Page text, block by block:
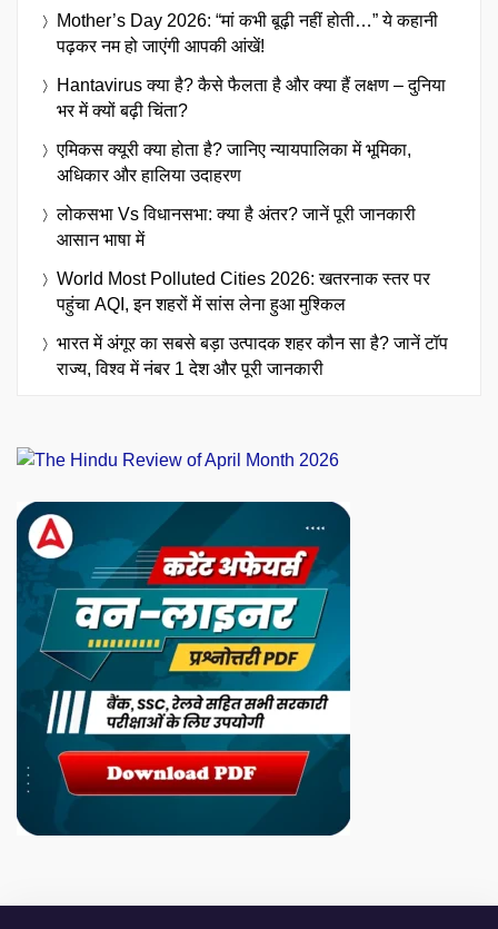
Mother’s Day 2026: “मां कभी बूढ़ी नहीं होती…” ये कहानी
पढ़कर नम हो जाएंगी आपकी आंखें!
Hantavirus क्या है? कैसे फैलता है और क्या हैं लक्षण – दुनिया
भर में क्यों बढ़ी चिंता?
एमिकस क्यूरी क्या होता है? जानिए न्यायपालिका में भूमिका,
अधिकार और हालिया उदाहरण
लोकसभा Vs विधानसभा: क्या है अंतर? जानें पूरी जानकारी
आसान भाषा में
World Most Polluted Cities 2026: खतरनाक स्तर पर
पहुंचा AQI, इन शहरों में सांस लेना हुआ मुश्किल
भारत में अंगूर का सबसे बड़ा उत्पादक शहर कौन सा है? जानें टॉप
राज्य, विश्व में नंबर 1 देश और पूरी जानकारी